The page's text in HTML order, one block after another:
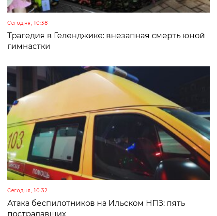
Сегодня, 10:38
Трагедия в Геленджике: внезапная смерть юной
гимнастки
Сегодня, 10:32
Атака беспилотников на Ильском НПЗ: пять
пострадавших